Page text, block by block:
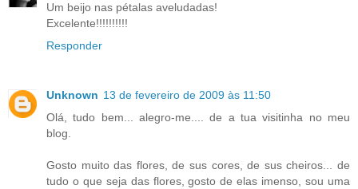
Um beijo nas pétalas aveludadas!
Excelente!!!!!!!!!!
Responder
Unknown 13 de fevereiro de 2009 às 11:50
Olá, tudo bem... alegro-me.... de a tua visitinha no meu
blog.
Gosto muito das flores, de sus cores, de sus cheiros... de
tudo o que seja das flores, gosto de elas imenso, sou uma